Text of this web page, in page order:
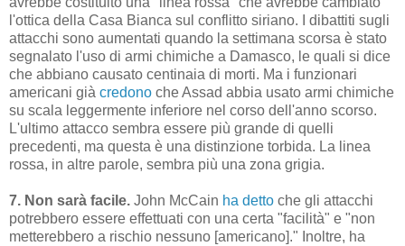
l'ottica della Casa Bianca sul conflitto siriano. I dibattiti sugli
attacchi sono aumentati quando la settimana scorsa è stato
segnalato l'uso di armi chimiche a Damasco, le quali si dice
che abbiano causato centinaia di morti. Ma i funzionari
americani già credono che Assad abbia usato armi chimiche
su scala leggermente inferiore nel corso dell'anno scorso.
L'ultimo attacco sembra essere più grande di quelli
precedenti, ma questa è una distinzione torbida. La linea
rossa, in altre parole, sembra più una zona grigia.
7. Non sarà facile. John McCain ha detto che gli attacchi
potrebbero essere effettuati con una certa "facilità" e "non
metterebbero a rischio nessuno [americano]." Inoltre, ha